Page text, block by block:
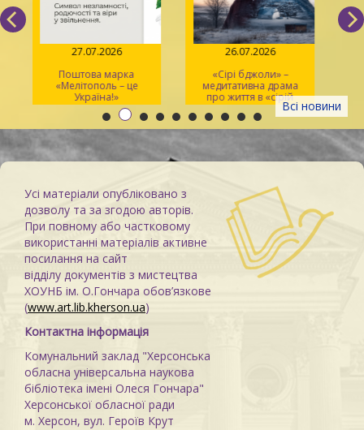
Всі новини
27.07.2026
Поштова марка
«Мелітополь – це
Україна!»
26.07.2026
«Сірі бджоли» –
медитативна драма
про життя в «сірій
зоні»
Усі матеріали опубліковано з
дозволу та за згодою авторів.
При повному або частковому
використанні матеріалів активне
посилання на сайт
відділу документів з мистецтва
ХОУНБ ім. О.Гончара обов’язкове
(www.art.lib.kherson.ua)
Контактна інформація
Комунальний заклад "Херсонська
обласна універсальна наукова
бібліотека імені Олеся Гончара"
Херсонської обласної ради
м. Херсон, вул. Героїв Крут